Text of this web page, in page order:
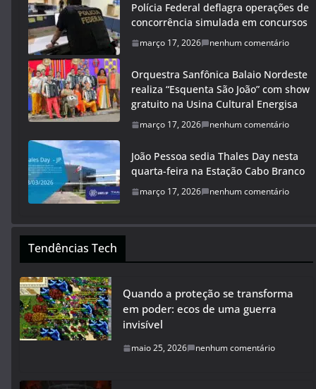
Polícia Federal deflagra operações de
concorrência simulada em concursos
março 17, 2026 nenhum comentário
Orquestra Sanfônica Balaio Nordeste
realiza “Esquenta São João” com show
gratuito na Usina Cultural Energisa
março 17, 2026 nenhum comentário
João Pessoa sedia Thales Day nesta
quarta-feira na Estação Cabo Branco
março 17, 2026 nenhum comentário
Tendências Tech
Quando a proteção se transforma
em poder: ecos de uma guerra
invisível
maio 25, 2026 nenhum comentário